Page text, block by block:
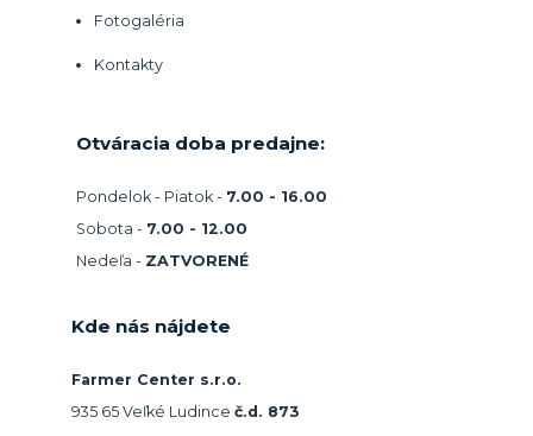
Fotogaléria
Kontakty
Otváracia doba predajne:
Pondelok - Piatok - 7.00 - 16.00
Sobota - 7.00 - 12.00
Nedeľa - ZATVORENÉ
Kde nás nájdete
Farmer Center s.r.o.
935 65 Veľké Ludince č.d. 873